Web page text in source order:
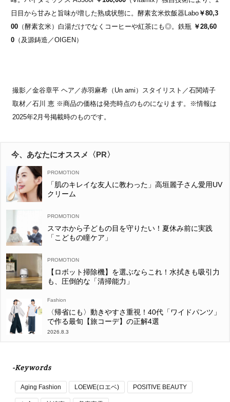
日目から甘みと旨味が増した熟成状態に。酵素玄米炊飯器Labo￥80,3
00（酵素玄米）白湯だけでなくコーヒーや紅茶にも◎。鉄瓶 ￥28,60
0（及源鋳造／OIGEN）
撮影／金谷章平 ヘア／赤羽麻希（Un ami）スタイリスト／石関靖子
取材／石川 恵 ※商品の価格は発売時点のものになります。※情報は
2025年2月号掲載時のものです。
今、あなたにオススメ〈PR〉
「肌のキレイな友人に教わった」高垣麗子さん愛用UV
クリーム
スマホから子どもの目を守りたい！夏休み前に実践
「こどもの瞳ケア」
【ロボット掃除機】を選ぶならこれ！水拭きも吸引力
も、圧倒的な「清掃能力」
Fashion
〈帰省にも〉動きやすさ重視！40代「ワイドパンツ」
で作る最旬【旅コーデ】の正解4選
2026.8.3
-Keywords
Aging Fashion LOEWE(ロエベ) POSITIVE BEAUTY